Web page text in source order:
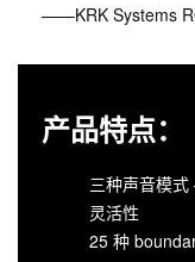
——KRK Systems
产品特点：
三种声音模
灵活性
25 种